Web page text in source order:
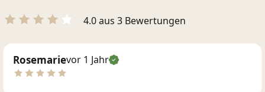
4.0 aus 3 Bewertungen
Rosemarievor 1 Jahr